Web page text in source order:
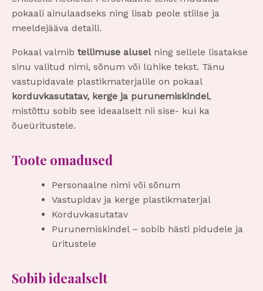
pokaali ainulaadseks ning lisab peole stiilse ja
meeldejääva detaili.
Pokaal valmib tellimuse aluselning sellele lisatakse
sinu valitud nimi, sõnum või lühike tekst. Tänu
vastupidavale plastikmaterjalile on pokaal
korduvkasutatav, kerge ja purunemiskindel,
mistõttu sobib see ideaalselt nii sise- kui ka
õueüritustele.
Toote omadused
Personaalne nimi või sõnum
Vastupidav ja kerge plastikmaterjal
Korduvkasutatav
Purunemiskindel – sobib hästi pidudele ja
üritustele
Sobib ideaalselt